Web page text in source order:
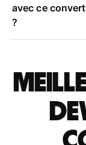
avec ce
?